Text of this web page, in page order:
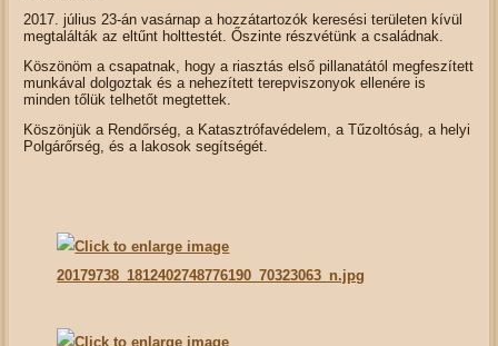
2017. július 23-án vasárnap a hozzátartozók keresési területen kívül
megtalálták az eltűnt holttestét. Őszinte részvétünk a családnak.
Köszönöm a csapatnak, hogy a riasztás első pillanatától megfeszített
munkával dolgoztak és a nehezített terepviszonyok ellenére is
minden tőlük telhetőt megtettek.
Köszönjük a Rendőrség, a Katasztrófavédelem, a Tűzoltóság, a helyi
Polgárőrség, és a lakosok segítségét.